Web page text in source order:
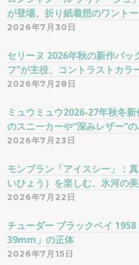
が登場、折り紙着想のワント
2026年7月30日
セリーヌ 2026年秋の新作バッ
フ”が主役、コントラストカラ
2026年7月28日
ミュウミュウ2026-27年秋冬
のスニーカーや“深みレザー”
2026年7月23日
モンブラン「アイスシー」：
いひょう）を楽しむ、氷河の美
2026年7月22日
チューダー ブラックベイ
39mm」の正体
2026年7月15日